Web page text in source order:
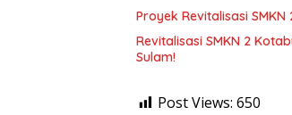
Proyek Revitalisasi
Revitalisasi SMKN 2
Sulam!
Post Views: 650